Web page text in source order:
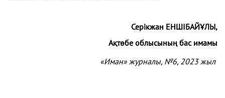
Серікжан ЕНШІБАЙҰЛЫ,
Ақтөбе облысының бас имамы
«Иман» журналы, №6, 2023 жыл